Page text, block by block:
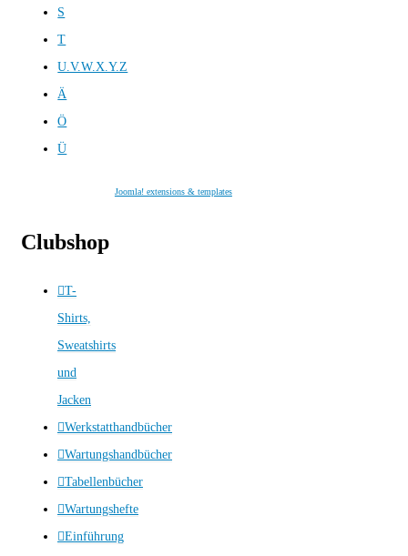
S
T
U.V.W.X.Y.Z
Ä
Ö
Ü
Joomla! extensions & templates
Clubshop
T-
Shirts,
Sweatshirts
und
Jacken
Werkstatthandbücher
Wartungshandbücher
Tabellenbücher
Wartungshefte
Einführung